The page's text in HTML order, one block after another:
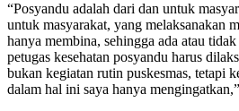
“Posyandu adalah dari dan untuk
untuk masyarakat, yang melaksanakan
hanya membina, sehingga ada atau
petugas kesehatan posyandu harus
bukan kegiatan rutin puskesmas, tetapi
dalam hal ini saya hanya